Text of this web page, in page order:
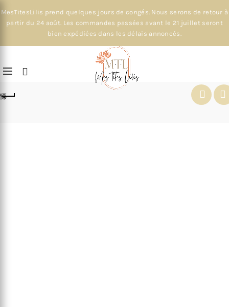
MesTitesLilis prend quelques jours de congés. Nous serons de retour à
partir du 24 août. Les commandes passées avant le 21 juillet seront
bien expédiées dans les délais annoncés.